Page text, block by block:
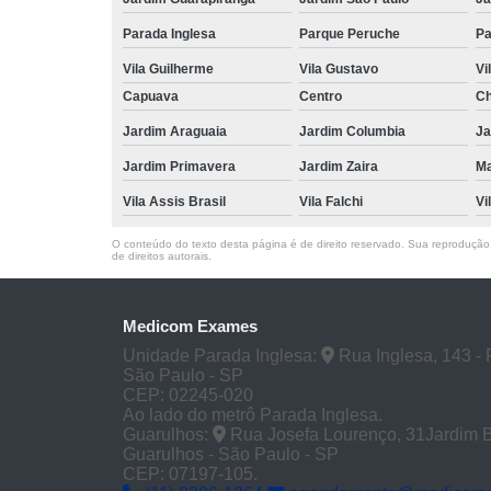
Parada Inglesa Parque Peruche
Vila Guilherme Vila Gustavo
Capuava
Centro
Jardim Araguaia Jardim Columbia
Jardim Primavera Jardim Zaira
Vila Assis Brasil Vila Falchi
O conteúdo do texto desta página é de direito reservado. Sua
de direitos autorais
Medicom Exames
Unidade Parada Inglesa:
Rua Inglesa, 143 -
São Paulo - SP
CEP: 02245-020
Ao lado do metrô Parada Inglesa.
Guarulhos:
Rua Josefa Lourenço, 31Jardim
Guarulhos - São Paulo - SP
CEP: 07197-105.